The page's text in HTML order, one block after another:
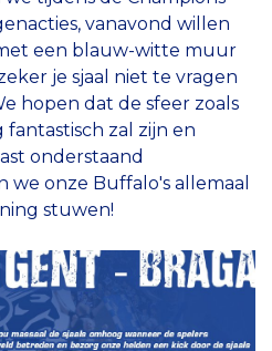
vanavond willen
een blauw-witte muur
je sjaal niet te vragen
hopen dat de sfeer zoals
zal zijn en
onderstaand
we onze Buffalo's allemaal
stuwen!